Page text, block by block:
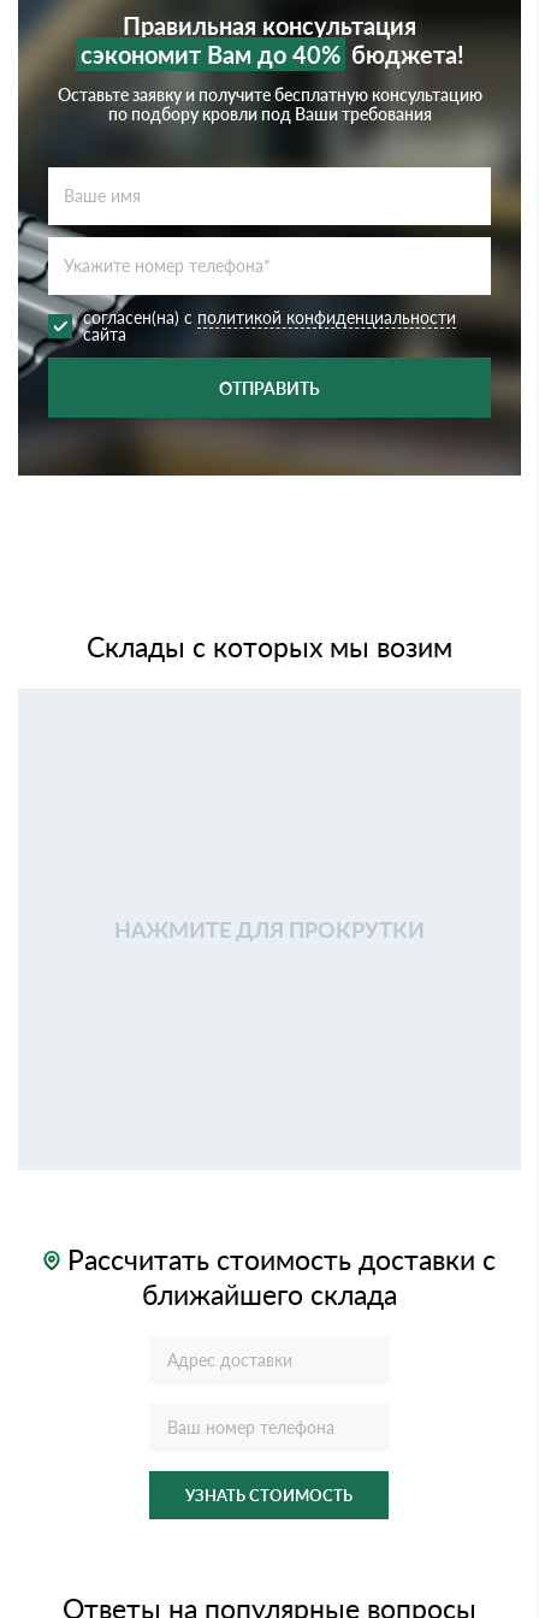
Правильная консультация
сэкономит Вам до 40% бюджета!
Оставьте заявку и получите бесплатную консультацию
по подбору кровли под Ваши требования
согласен(на) с политикой конфиденциальности
сайта
ОТПРАВИТЬ
Склады с которых мы возим
НАЖМИТЕ ДЛЯ ПРОКРУТКИ
Рассчитать стоимость доставки с
ближайшего склада
УЗНАТЬ СТОИМОСТЬ
Ответы на популярные вопросы